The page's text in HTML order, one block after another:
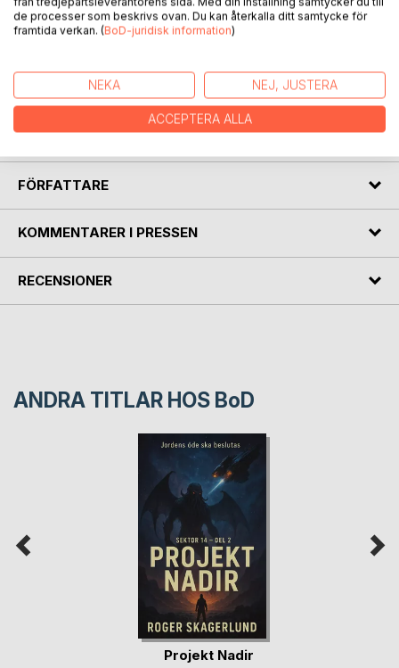
för Sanna. Vad har hänt med Simon? Vem bor i deras hus
och varför känner inte systern igen henne?
Berättelsen om Sanna vill väcka tankar om hur vi hanterar
det oförutsedda. Förändring är oundvikligt men kan vi lära
oss att leva med den och skapa våra liv så som vi längtar
efter?
FÖRFATTARE
KOMMENTARER I PRESSEN
RECENSIONER
ANDRA TITLAR HOS BoD
Projekt Nadir
de processer som beskrivs ovan. Du kan återkalla ditt samtycke för
framtida verkan. (BoD-juridisk information)
NEKA NEJ, JUSTERA
ACCEPTERA ALLA